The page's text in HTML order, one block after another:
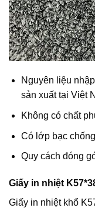
Nguyên liệu
sản xuất tại Việt
Không có chất
Có lớp bạc
Quy cách đóng
Giấy in nhiệt
Giấy in nhiệt khổ